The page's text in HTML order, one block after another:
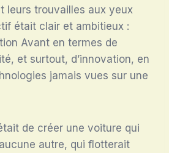
leurs trouvailles aux yeux
était clair et ambitieux :
Avant en termes de
et surtout, d’innovation, en
jamais vues sur une
de créer une voiture qui
autre, qui flotterait